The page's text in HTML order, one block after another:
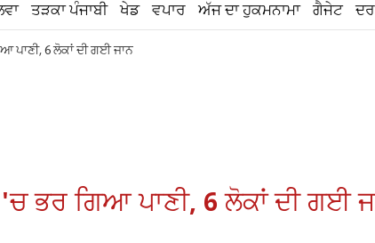
ਤੜਕਾ ਪੰਜਾਬੀ ਖੇਡ ਵਪਾਰ ਅੱਜ ਦਾ ਹੁਕਮਨਾਮਾ ਗੈਜੇਟ
ਪਾਣੀ, 6 ਲੋਕਾਂ ਦੀ ਗਈ ਜਾਨ
ਭਰ ਗਿਆ ਪਾਣੀ, 6 ਲੋਕਾਂ ਦੀ ਗਈ